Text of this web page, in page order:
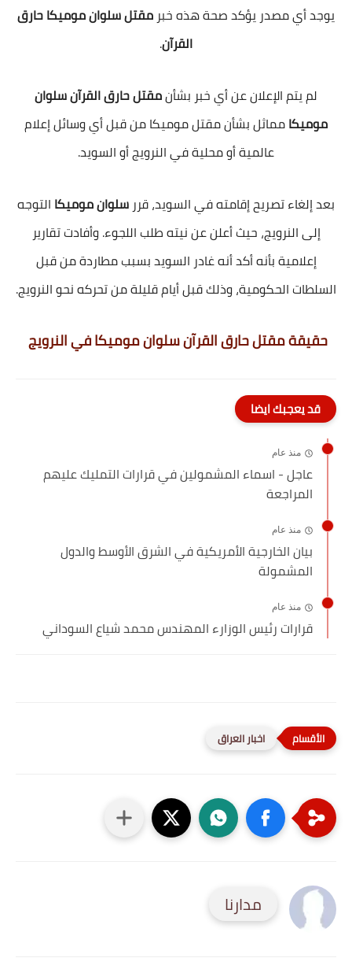
يوجد أي مصدر يؤكد صحة هذه خبر مقتل سلوان موميكا حارق
القرآن.
لم يتم الإعلان عن أي خبر بشأنمقتل حارق القرآن سلوان
موميكامماثل بشأن مقتل موميكا من قبل أي وسائل إعلام
عالمية أو محلية في النرويج أو السويد.
بعد إلغاء تصريح إقامته في السويد، قرر سلوان موميكا التوجه
إلى النرويج، حيث أعلن عن نيته طلب اللجوء. وأفادت تقارير
إعلامية بأنه أكد أنه غادر السويد بسبب مطاردة من قبل
السلطات الحكومية، وذلك قبل أيام قليلة من تحركه نحو النرويج.
حقيقة مقتل حارق القرآن سلوان موميكا في النرويج
قد يعجبك ايضا
منذ عام
عاجل - اسماء المشمولين في قرارات التمليك عليهم
المراجعة
منذ عام
بيان الخارجية الأمريكية في الشرق الأوسط والدول
المشمولة
منذ عام
قرارات رئيس الوزارء المهندس محمد شياع السوداني
اخبار العراق
مدارنا